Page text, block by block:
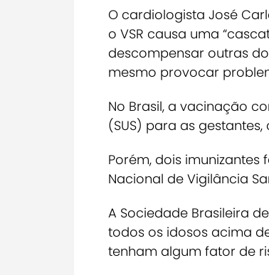
O cardiologista José
o VSR causa uma
descompensar outras
mesmo provocar
No Brasil, a vacinação
(SUS) para as
Porém, dois
Nacional de Vigilância
A Sociedade Brasileira
todos os idosos acima
tenham algum fator de